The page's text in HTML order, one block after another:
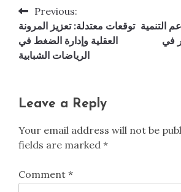
Post
navigation
Previous:
توقعات معتدلة: تعزيز المرونة
العقلية وإدارة الضغط في
الرياضات الشبابية
التنمية
في
Leave a Reply
Your email address will not be
fields are marked *
Comment *